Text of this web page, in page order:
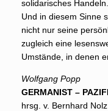
solidarisches Handeln.
Und in diesem Sinne
nicht nur seine
zugleich eine
Umstände, in denen
Wolfgang Popp
GERMANIST –
hrsg. v. Bernhard Nolz